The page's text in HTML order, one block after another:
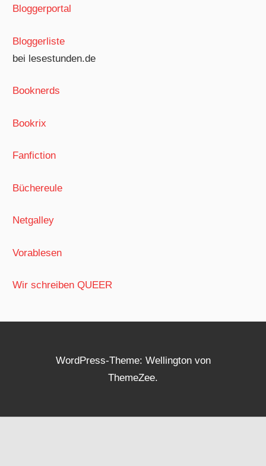
Bloggerportal
Bloggerliste
bei lesestunden.de
Booknerds
Bookrix
Fanfiction
Büchereule
Netgalley
Vorablesen
Wir schreiben QUEER
WordPress-Theme: Wellington von
ThemeZee.